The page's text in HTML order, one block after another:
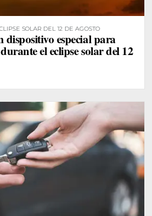
SOLAR DEL 12 DE AGOSTO
especial para
el eclipse solar del 12